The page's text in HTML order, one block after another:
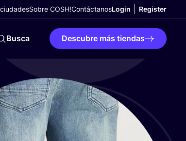
Sobre COSH!ContáctanosLogin Register
Busca Descubre más tiendas